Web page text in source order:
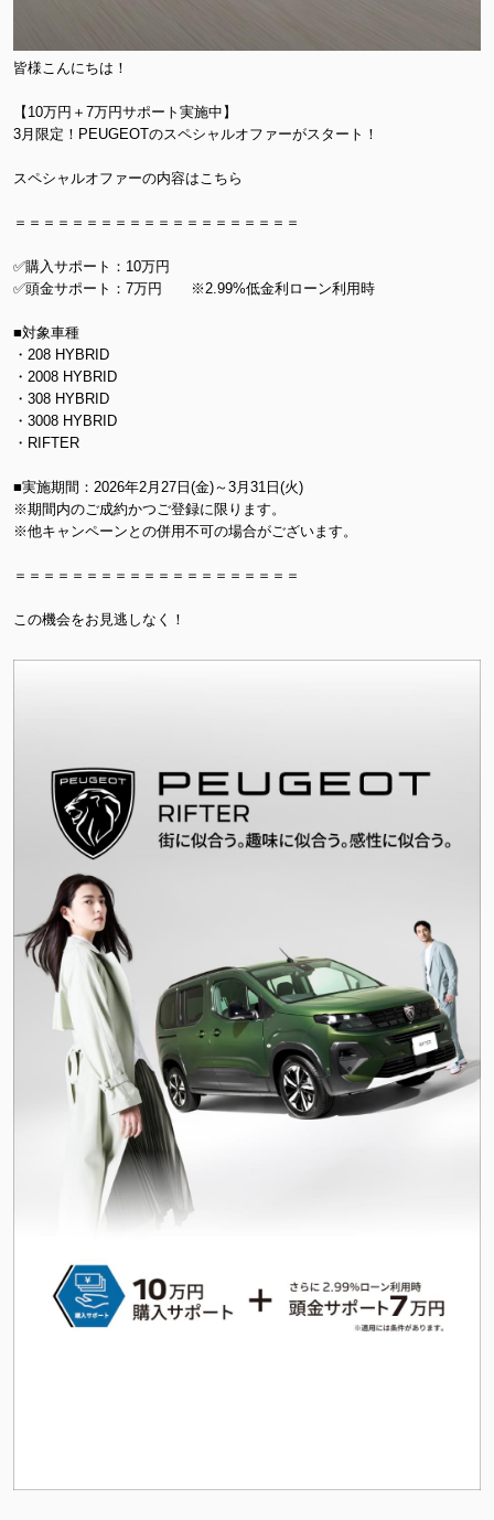
皆様こんにちは！
【10万円＋7万円サポート実施中】
3月限定！PEUGEOTのスペシャルオファーがスタート！
スペシャルオファーの内容はこちら
＝＝＝＝＝＝＝＝＝＝＝＝＝＝＝＝＝＝＝＝
✅購入サポート：10万円
✅頭金サポート：7万円 ※2.99%低金利ローン利用時
■対象車種
・208 HYBRID
・2008 HYBRID
・308 HYBRID
・3008 HYBRID
・RIFTER
■実施期間：2026年2月27日(金)～3月31日(火)
※期間内のご成約かつご登録に限ります。
※他キャンペーンとの併用不可の場合がございます。
＝＝＝＝＝＝＝＝＝＝＝＝＝＝＝＝＝＝＝＝
この機会をお見逃しなく！